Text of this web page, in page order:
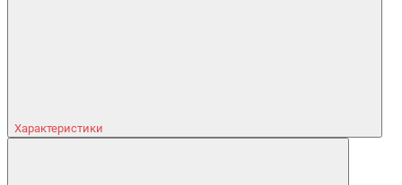
Характеристики